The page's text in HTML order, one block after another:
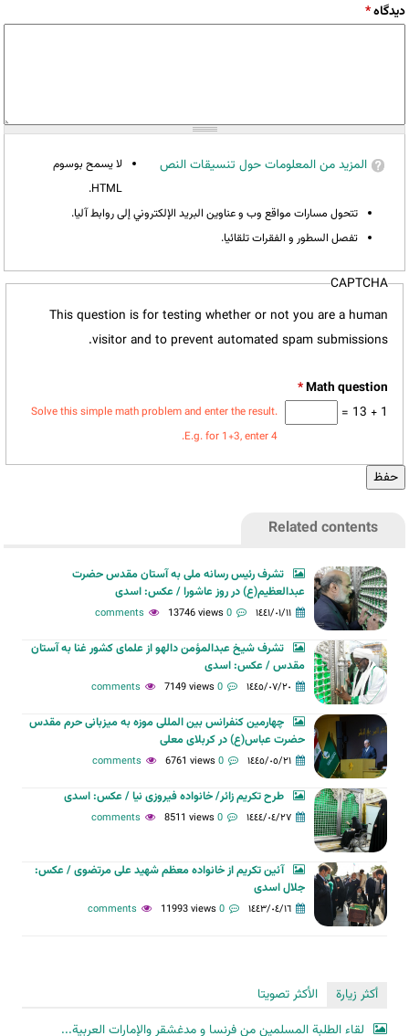
‏دیدگاه ‏*
المزيد من المعلومات حول تنسيقات النص
لا يسمح بوسوم
HTML.
تتحول مسارات مواقع وب و عناوين البريد الإلكتروني إلى روابط آليا.
تفصل السطور و الفقرات تلقائيا.
CAPTCHA
This question is for testing whether or not you are a human
visitor and to prevent automated spam submissions.
*
1 + 13 =
Solve this simple math problem and enter the result.
E.g. for 1+3, enter 4.
Related contents
تشرف رئیس رسانه ملی به آستان مقدس حضرت
عبدالعظیم(ع) در روز عاشورا / عکس: اسدی
١٤٤١/٠١/١١ 0 comments
13746 views
تشرف شیخ عبدالمؤمن دالهو از علمای کشور غنا به آستان
مقدس / عکس: اسدی
١٤٤٥/٠٧/٢٠ 0 comments
7149 views
چهارمین کنفرانس بین المللی موزه به میزبانی حرم مقدس
حضرت عباس(ع) در کربلای معلی
١٤٤٥/٠٥/٢١ 0 comments
6761 views
طرح تکریم زائر/ خانواده فیروزی نیا / عکس: اسدی
١٤٤٤/٠٤/٢٧ 0 comments
8511 views
آئین تکریم از خانواده معظم شهید علی مرتضوی / عکس:
جلال اسدی
١٤٤٣/٠٤/١٦ 0 comments
11993 views
أكثر زيارة
الأكثر تصويتا
لقاء الطلبة المسلمين من فرنسا و مدغشقر والإمارات العربية...